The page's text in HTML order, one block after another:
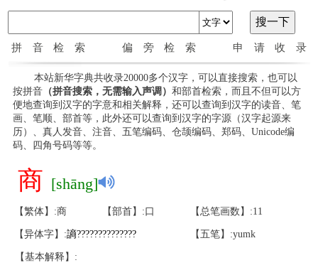
拼音检索 偏旁检索 申请收录
本站新华字典共收录20000多个汉字，可以直接搜索，也可以
按拼音（拼音搜索，无需输入声调） 和部首检索，而且不但可以方
便地查询到汉字的字意和相关解释，还可以查询到汉字的读音、笔
画、笔顺、部首等，此外还可以查询到汉字的字源（汉字起源来
历）、真人发音、注音、五笔编码、仓颉编码、郑码、Unicode编
码、四角号码等等。
商 [shāng]
【繁体】:商 【部首】:口 【总笔画数】:11
【异体字】:謪?????????????? 【五笔】:yumk
【基本解释】: